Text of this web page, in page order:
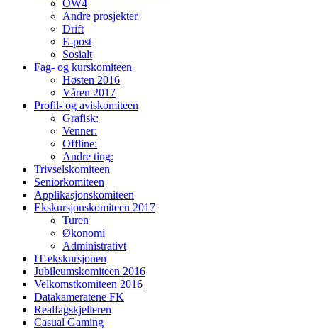
OW4
Andre prosjekter
Drift
E-post
Sosialt
Fag- og kurskomiteen
Høsten 2016
Våren 2017
Profil- og aviskomiteen
Grafisk:
Venner:
Offline:
Andre ting:
Trivselskomiteen
Seniorkomiteen
Applikasjonskomiteen
Ekskursjonskomiteen 2017
Turen
Økonomi
Administrativt
IT-ekskursjonen
Jubileumskomiteen 2016
Velkomstkomiteen 2016
Datakameratene FK
Realfagskjelleren
Casual Gaming